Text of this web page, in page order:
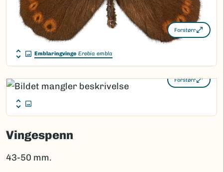
Forstørr
Emblaringvinge Erebia embla
Forstørr
Vingespenn
43-50 mm.